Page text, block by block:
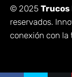
© 2025 Trucos
reservados.
conexión con la